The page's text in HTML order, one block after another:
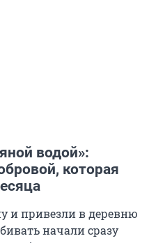
водой»:
которая
и привезли в деревню
начали сразу